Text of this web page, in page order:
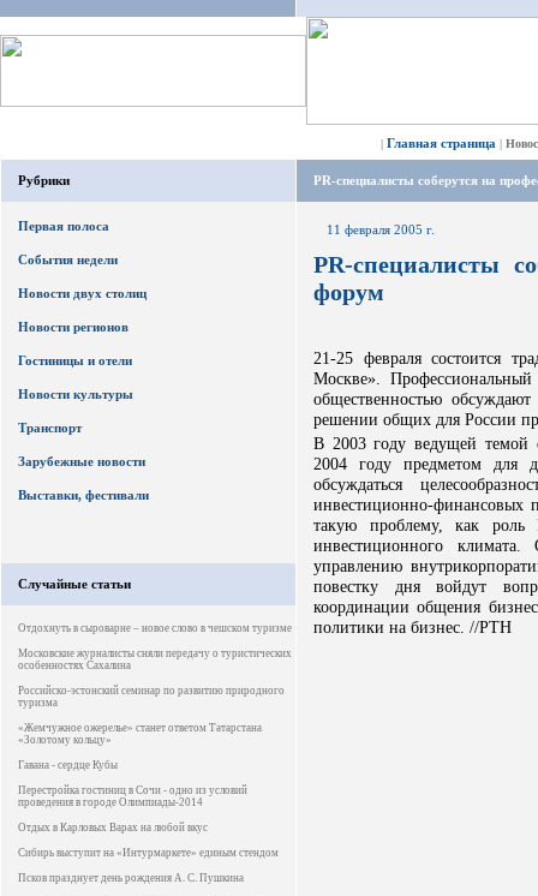
| Главная страница |
Рубрики
Первая полоса
События недели
Новости двух столиц
Новости регионов
Гостиницы и отели
Новости культуры
Транспорт
Зарубежные новости
Выставки, фестивали
Случайные статьи
Отдохнуть в сыроварне – новое слово в чешском туризме
Московские журналисты сняли передачу о туристических
особенностях Сахалина
Российско-эстонский семинар по развитию природного
туризма
«Жемчужное ожерелье» станет ответом Татарстана
«Золотому кольцу»
Гавана - сердце Кубы
Перестройка гостиниц в Сочи - одно из условий
проведения в городе Олимпиады-2014
Отдых в Карловых Варах на любой вкус
Сибирь выступит на «Интурмаркете» единым стендом
Псков празднует день рождения А. С. Пушкина
PR-специалисты соберутся на
11 февраля 2005 г.
PR-специалисты
форум
21-25 февраля состоится
Москве».
общественностью
решении общих для России
В 2003 году ведущей темой
2004 году предметом для
обсуждаться
инвестиционно-финансовых
такую проблему, как роль
инвестиционного
управлению
повестку дня войдут
координации общения
политики на бизнес. //РТН